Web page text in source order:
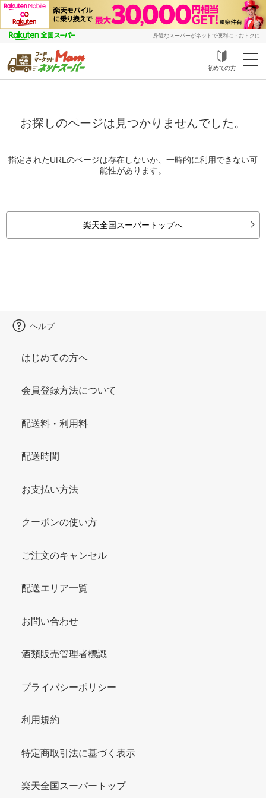
身近なスーパーがネットで便利に・おトクに
初めての方
お探しのページは見つかりませんでした。
指定されたURLのページは存在しないか、一時的に利用できない可
能性があります。
楽天全国スーパートップへ
ヘルプ
はじめての方へ
会員登録方法について
配送料・利用料
配送時間
お支払い方法
クーポンの使い方
ご注文のキャンセル
配送エリア一覧
お問い合わせ
酒類販売管理者標識
プライバシーポリシー
利用規約
特定商取引法に基づく表示
楽天全国スーパートップ